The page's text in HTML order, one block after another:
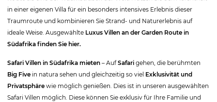
in einer eigenen Villa für ein besonders intensives Erlebnis dieser
Traumroute und kombinieren Sie Strand- und Naturerlebnis auf
ideale Weise. Ausgewählte Luxus Villen an der Garden Route in
Südafrika finden Sie hier.
Safari Villen in Südafrika mieten – AufSafari gehen, die berühmten
Big Five in natura sehen und gleichzeitig so viel Exklusivität und
Privatsphäre wie möglich genießen. Dies ist in unseren ausgewählten
Safari Villen möglich. Diese können Sie exklusiv für Ihre Familie und